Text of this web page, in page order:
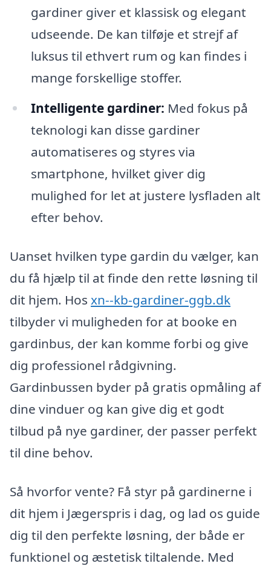
gardiner giver et klassisk og elegant
udseende. De kan tilføje et strejf af
luksus til ethvert rum og kan findes i
mange forskellige stoffer.
Intelligente gardiner: Med fokus på
teknologi kan disse gardiner
automatiseres og styres via
smartphone, hvilket giver dig
mulighed for let at justere lysfladen alt
efter behov.
Uanset hvilken type gardin du vælger, kan
du få hjælp til at finde den rette løsning til
dit hjem. Hos xn--kb-gardiner-ggb.dk
tilbyder vi muligheden for at booke en
gardinbus, der kan komme forbi og give
dig professionel rådgivning.
Gardinbussen byder på gratis opmåling af
dine vinduer og kan give dig et godt
tilbud på nye gardiner, der passer perfekt
til dine behov.
Så hvorfor vente? Få styr på gardinerne i
dit hjem i Jægerspris i dag, og lad os guide
dig til den perfekte løsning, der både er
funktionel og æstetisk tiltalende. Med